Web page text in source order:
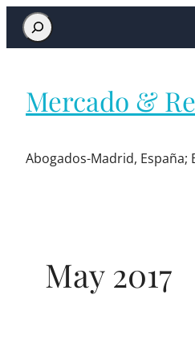
Mercado &
Abogados-Madrid, España;
May 2017